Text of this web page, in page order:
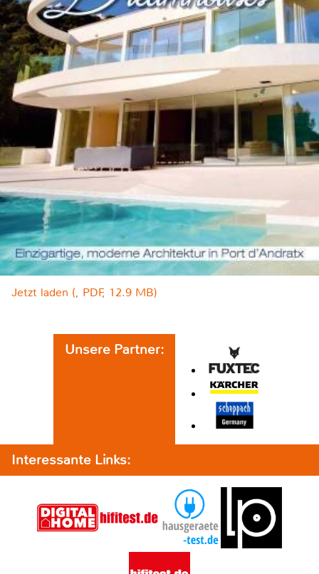
Jetzt laden (, PDF, 12.9 MB)
Unsere Partner:
Interessante Links: